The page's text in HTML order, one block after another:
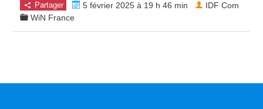
Partager
5 février 2025 à 19 h 46 min
WiN France
IDF Com